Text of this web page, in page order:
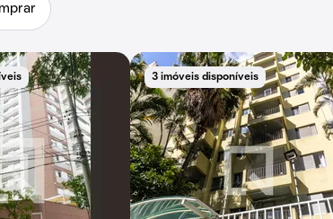
3 imóveis disponíveis